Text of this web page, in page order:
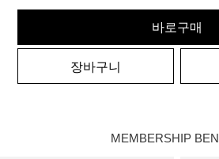
바로구매
장바구니
MEMBERSHIP